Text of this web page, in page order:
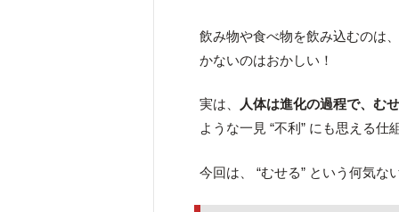
飲み物や食べ物を飲み込むのは
かないのはおかしい！
実は、
人体は進化の過程で、む
ような一見 “不利” にも思える
今回は、 “むせる” という何気